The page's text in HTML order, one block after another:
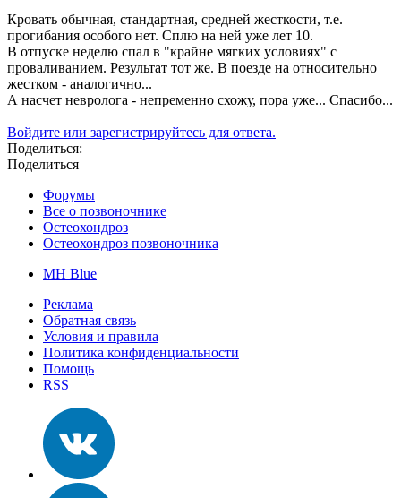
Кровать обычная, стандартная, средней жесткости, т.е.
прогибания особого нет. Сплю на ней уже лет 10.
В отпуске неделю спал в "крайне мягких условиях" с
проваливанием. Результат тот же. В поезде на относительно
жестком - аналогично...
А насчет невролога - непременно схожу, пора уже... Спасибо...
Войдите или зарегистрируйтесь для ответа.
Поделиться:
Поделиться
Форумы
Все о позвоночнике
Остеохондроз
Остеохондроз позвоночника
MH Blue
Реклама
Обратная связь
Условия и правила
Политика конфиденциальности
Помощь
RSS